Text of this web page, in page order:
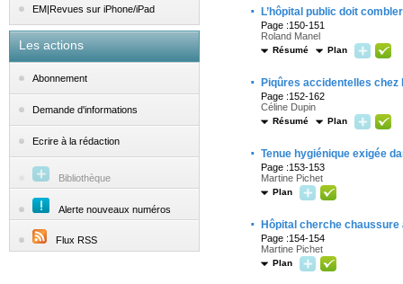
EM|Revues sur iPhone/iPad
Les actions
Abonnement
Demande d'informations
Ecrire à la rédaction
Bibliothèque
Alerte nouveaux numéros
Flux RSS
· L’hôpital public doit
Page :150-151
Roland Manel
Résumé Plan
· Piqûres accidentelles
Page :152-162
Céline Dupin
Résumé Plan
· Tenue hygiénique exigée
Page :153-153
Martine Pichet
Plan
· Hôpital cherche chaussure
Page :154-154
Martine Pichet
Plan